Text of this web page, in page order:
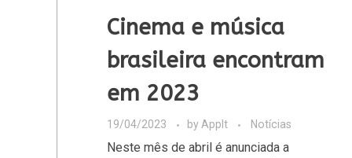
Cinema e música
brasileira encontram
em 2023
19/04/2023 by AppIt Notícias
Neste mês de abril é anunciada a